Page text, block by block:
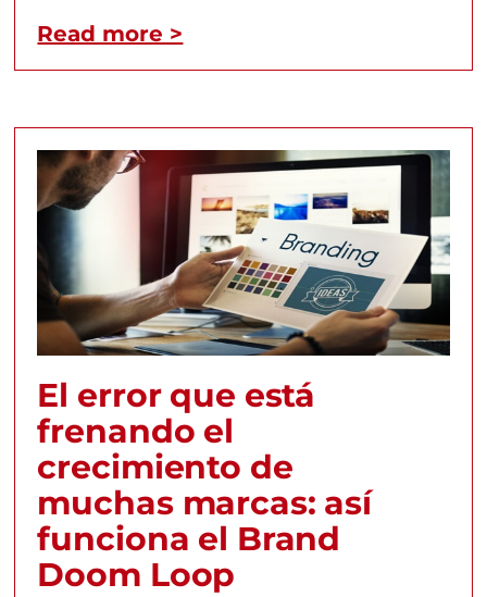
Read more >
El error que está
frenando el
crecimiento de
muchas marcas: así
funciona el Brand
Doom Loop